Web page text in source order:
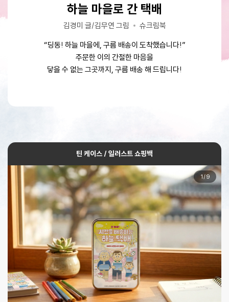
하늘 마을로 간 택배
김경미 글/김무연 그림
슈크림북
“딩동! 하늘 마을에, 구름 배송이 도착했습니다!”
주문한 이의 간절한 마음을
닿을 수 없는 그곳까지, 구름 배송 해 드립니다!
크리스마스 날, 하늘 마을에서 온 택배
김경미 글/김무연 그림
슈크림북
“딩동! 하늘 마을에서, 산타 배송이 도착했습니다.”
“간절한 마음이 만들어 낸 기적”
크리스마스 날, 하늘 마을에서 온 선물
하늘 마을로 간 택배
김경미 글/김무연 그림
슈크림북
“딩동! 하늘 마을에, 구름 배송이 도착했습니다!”
주문한 이의 간절한 마음을
닿을 수 없는 그곳까지, 구름 배송 해 드립니다!
크리스마스 날, 하늘 마을에서 온 택배
김경미 글/김무연 그림
슈크림북
“딩동! 하늘 마을에서, 산타 배송이 도착했습니다.”
“간절한 마음이 만들어 낸 기적”
크리스마스 날, 하늘 마을에서 온 선물
틴 케이스 / 일러스트 쇼핑백
1/9